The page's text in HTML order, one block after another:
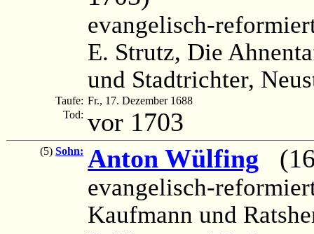
evangelisch-
E. Strutz, Die
und Stadtrichter,
Taufe: Fr., 17. Dezember 1688
Tod: vor 1703
(5) Sohn: Anton Wülfing
evangelisch-
Kaufmann und